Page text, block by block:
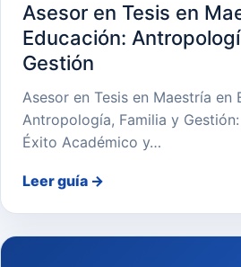
Asesor en Tesis en
Educación:
Gestión
Asesor en Tesis en Maestría en
Antropología, Familia y
Éxito Académico y…
Leer guía →